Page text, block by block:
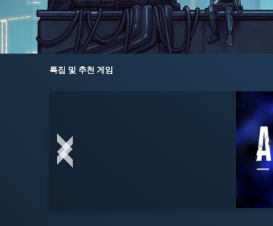
특집 및 추천 게임